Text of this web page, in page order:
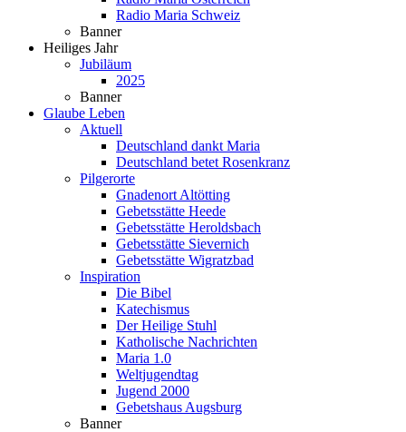
Radio Maria Schweiz
Banner
Heiliges Jahr
Jubiläum
2025
Banner
Glaube Leben
Aktuell
Deutschland dankt Maria
Deutschland betet Rosenkranz
Pilgerorte
Gnadenort Altötting
Gebetsstätte Heede
Gebetsstätte Heroldsbach
Gebetsstätte Sievernich
Gebetsstätte Wigratzbad
Inspiration
Die Bibel
Katechismus
Der Heilige Stuhl
Katholische Nachrichten
Maria 1.0
Weltjugendtag
Jugend 2000
Gebetshaus Augsburg
Banner